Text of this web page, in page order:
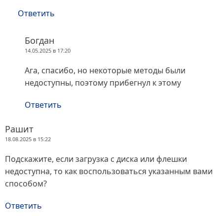
Ответить
Богдан
14.05.2025 в 17:20
Ага, спасибо, но некоторые методы были
недоступны, поэтому прибегнул к этому
Ответить
Рашит
18.08.2025 в 15:22
Подскажите, если загрузка с диска или флешки
недоступна, то как воспользоваться указанным вами
способом?
Ответить